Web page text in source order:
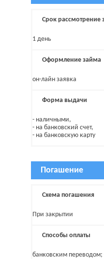
Срок рассмотрение
1 день
Оформление займа
он-лайн заявка
Форма выдачи
- наличными,
- на банковский счет,
- на банковскую карту
Погашение
Схема погашения
При закрытии
Способы оплаты
банковским переводом;